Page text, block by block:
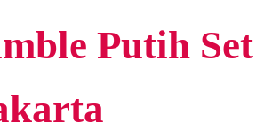
Putih Set